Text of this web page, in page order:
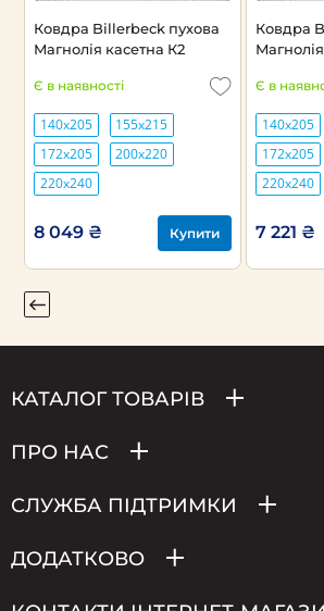
Ковдра Billerbeck пухова
Магнолія касетна К2
Є в наявності
140х205
155х215
172х205
200х220
220х240
8 049 ₴ Купити
Ковдра
Є в
140х205
172х205
220х240
7 221 ₴
КАТАЛОГ ТОВАРІВ
ПРО НАС
СЛУЖБА ПІДТРИМКИ
ДОДАТКОВО